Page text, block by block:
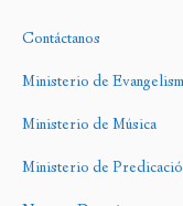
Contáctanos
Ministerio de
Ministerio de Música
Ministerio de